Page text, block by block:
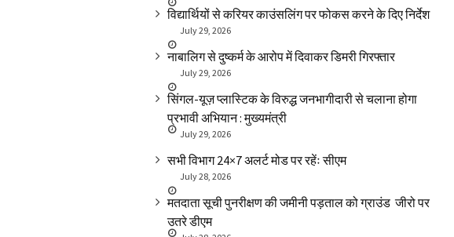
विद्यार्थियों से करियर काउंसलिंग पर फोकस करने के दिए निर्देश
July 29, 2026
नाबालिग से दुष्कर्म के आरोप में दिवाकर डिमरी गिरफ्तार
July 29, 2026
सिंगल-यूज़ प्लास्टिक के विरुद्ध जनभागीदारी से चलाना होगा
प्रभावी अभियान : मुख्यमंत्री
July 29, 2026
सभी विभाग 24×7 अलर्ट मोड पर रहेंः सीएम
July 28, 2026
मतदाता सूची पुनरीक्षण की जमीनी पड़ताल को ग्राउंड जीरो पर
उतरे डीएम